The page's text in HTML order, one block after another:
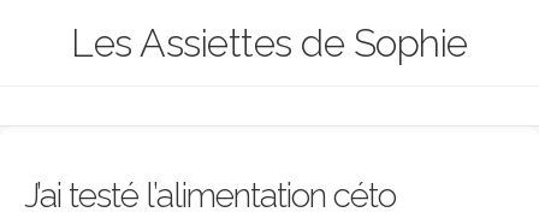
Les Assiettes de Sophie
J’ai testé l’alimentation céto